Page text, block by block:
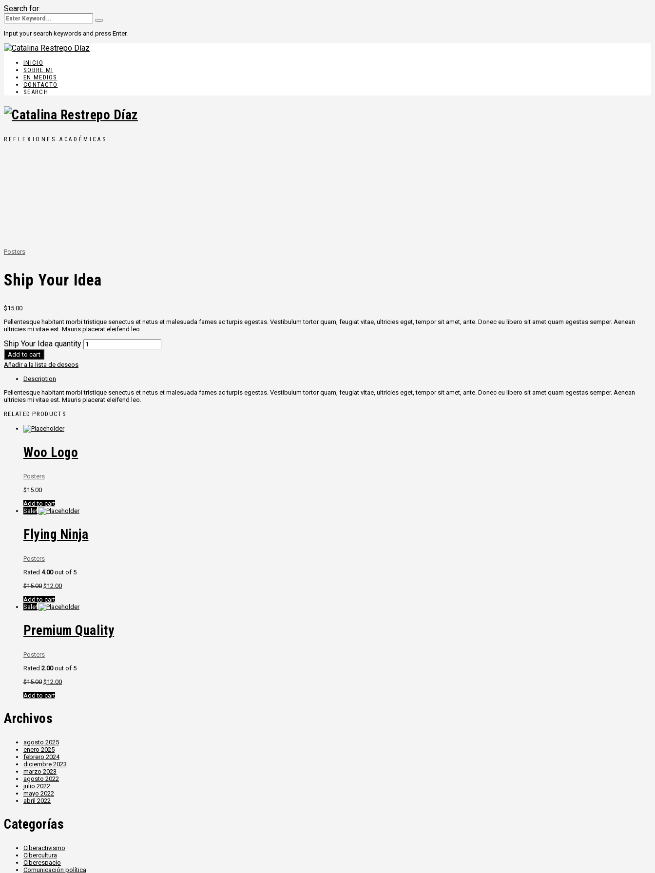
Search for:
Input your search keywords and press Enter.
INICIO
SOBRE MI
EN MEDIOS
CONTACTO
SEARCH
REFLEXIONES ACADÉMICAS
Posters
Ship Your Idea
$15.00
Pellentesque habitant morbi tristique senectus et netus et malesuada fames ac turpis egestas. Vestibulum tortor quam, feugiat vitae, ultricies eget, tempor sit amet, ante. Donec eu libero sit amet quam egestas semper. Aenean
ultricies mi vitae est. Mauris placerat eleifend leo.
Ship Your Idea quantity
Add to cart
Añadir a la lista de deseos
Description
Pellentesque habitant morbi tristique senectus et netus et malesuada fames ac turpis egestas. Vestibulum tortor quam, feugiat vitae, ultricies eget, tempor sit amet, ante. Donec eu libero sit amet quam egestas semper. Aenean
ultricies mi vitae est. Mauris placerat eleifend leo.
RELATED PRODUCTS
Woo Logo
Posters
$15.00
Add to cart
Sale!
Flying Ninja
Posters
Rated 4.00out of 5
$15.00 $12.00
Add to cart
Sale!
Premium Quality
Posters
Rated 2.00out of 5
$15.00 $12.00
Add to cart
Archivos
agosto 2025
enero 2025
febrero 2024
diciembre 2023
marzo 2023
agosto 2022
julio 2022
mayo 2022
abril 2022
Categorías
Ciberactivismo
Cibercultura
Ciberespacio
Comunicación política